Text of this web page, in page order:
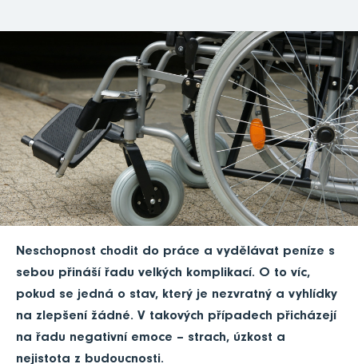
Neschopnost chodit do práce a vydělávat peníze s
sebou přináší řadu velkých komplikací. O to víc,
pokud se jedná o stav, který je nezvratný a vyhlídky
na zlepšení žádné. V takových případech přicházejí
na řadu negativní emoce – strach, úzkost a
nejistota z budoucnosti.